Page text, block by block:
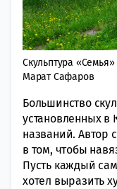
Скульптура
Марат Сафаров
Большинство
установленных в
названий. Автор
в том, чтобы
Пусть каждый
хотел выразить